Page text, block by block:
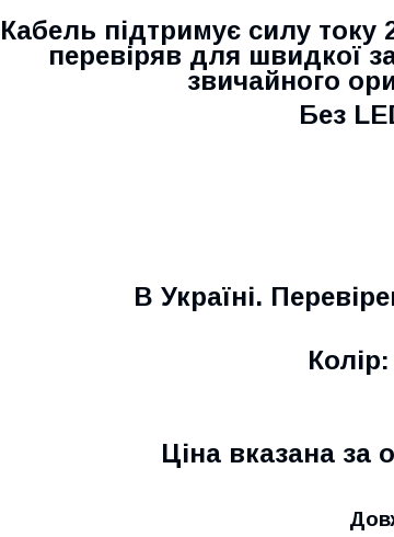
Кабель підтримує силу току
перевіряв для швидкої
звичайного
Без
В Україні.
Ціна вказана